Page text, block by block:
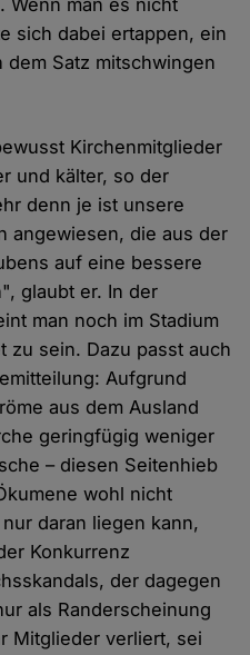
Wenn man es nicht
sich dabei ertappen, ein
Satz mitschwingen
Kirchenmitglieder
und kälter, so der
denn je ist unsere
angewiesen, die aus der
auf eine bessere
glaubt er. In der
man noch im Stadium
zu sein. Dazu passt auch
Aufgrund
aus dem Ausland
geringfügig weniger
– diesen Seitenhieb
wohl nicht
daran liegen kann,
Konkurrenz
der dagegen
als Randerscheinung
Mitglieder verliert, sei